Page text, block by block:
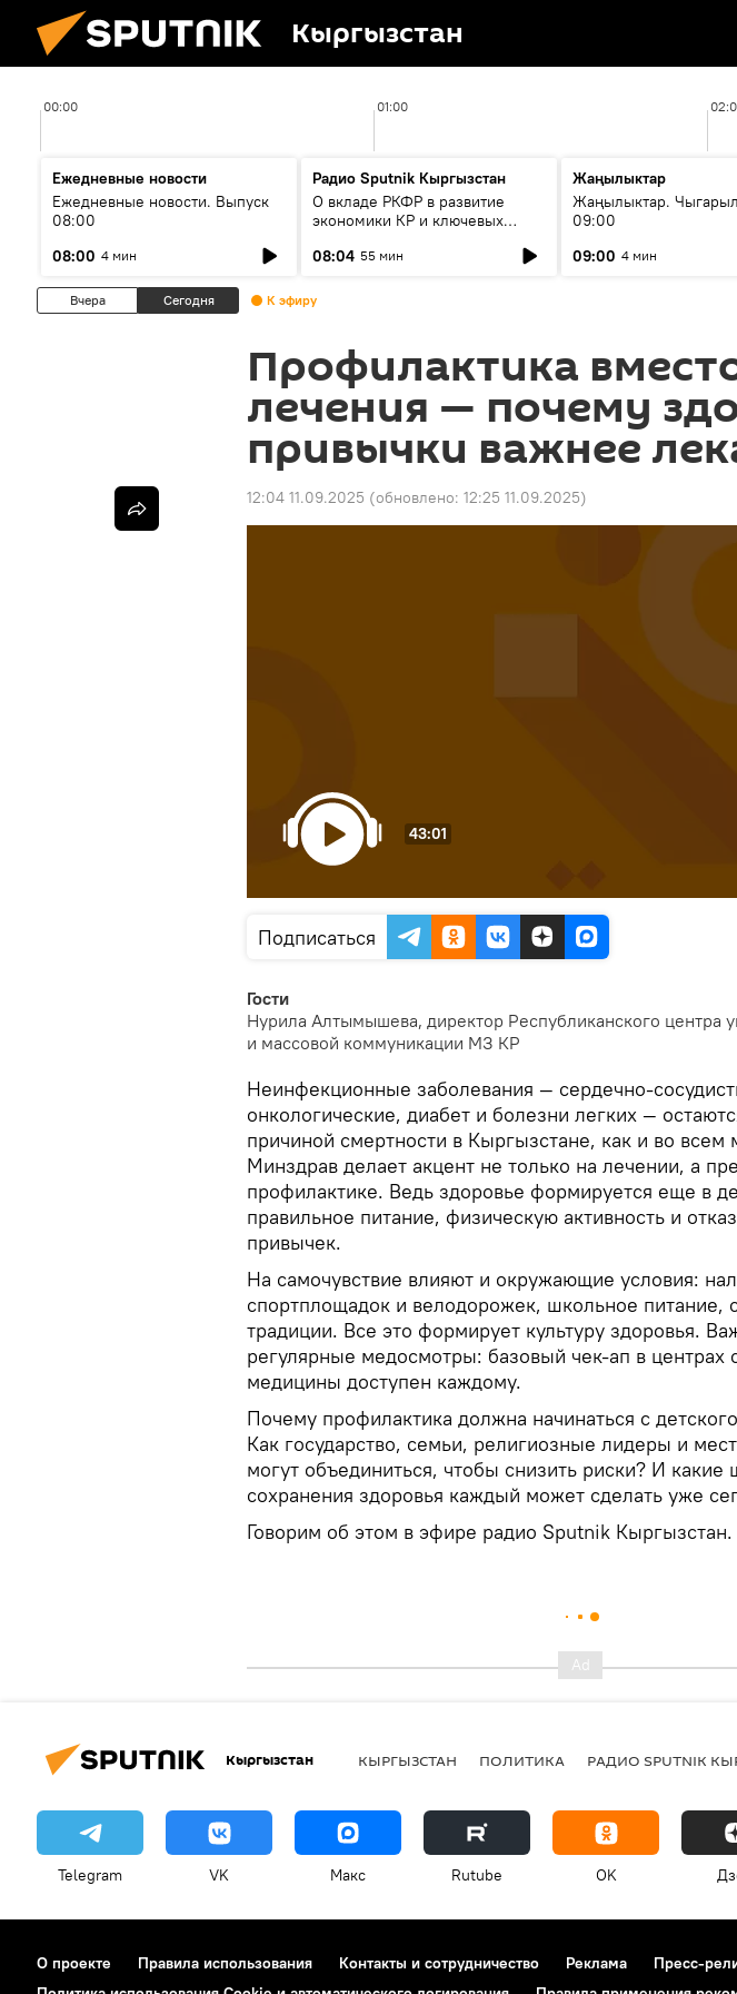
Кыргызстан
00:00 01:00
Ежедневные новости
Ежедневные новости. Выпуск
08:00
08:00 4 мин
Радио Sputnik Кыргызстан
О вкладе РКФР в развитие
экономики КР и ключевых
08:04 55 мин
Жаңылыктар
Жаңылыктар.
09:00
09:00 4 мин
Вчера Сегодня К эфиру
Профилактика
лечения — почему
привычки важнее
12:04 11.09.2025 (обновлено: 12:25 11.09.2025)
43:01
Подписаться
Гости
Нурила Алтымышева, директор Республиканского центра
и массовой коммуникации МЗ КР
Неинфекционные заболевания — сердечно-
онкологические, диабет и болезни легких —
причиной смертности в Кыргызстане, как и во всем
Минздрав делает акцент не только на лечении, а
профилактике. Ведь здоровье формируется еще в
правильное питание, физическую активность и
привычек.
На самочувствие влияют и окружающие условия:
спортплощадок и велодорожек, школьное питание,
традиции. Все это формирует культуру здоровья.
регулярные медосмотры: базовый чек-ап в центрах
медицины доступен каждому.
Почему профилактика должна начинаться с
Как государство, семьи, религиозные лидеры и
могут объединиться, чтобы снизить риски? И какие
сохранения здоровья каждый может сделать уже
Говорим об этом в эфире радио Sputnik Кыргызстан.
Кыргызстан КЫРГЫЗСТАН ПОЛИТИКА РАДИО SPUTNIK
Telegram VK Макс Rutube OK
О проекте Правила использования Контакты и сотрудничество Реклама Пресс-